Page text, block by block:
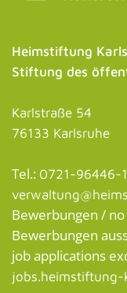
Heimstiftung
Stiftung des
Karlstraße 54
76133 Karlsruhe
Tel.: 0721-96446-
Bewerbungen /
Bewerbungen
job applications
jobs.heimstiftung-